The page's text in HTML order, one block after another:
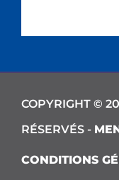
COPYRIGHT ©
RÉSERVÉS -
CONDITIONS